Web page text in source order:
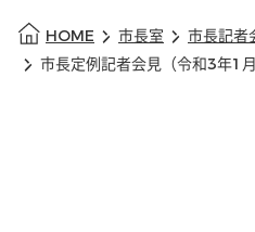
HOME 市長室 市長記者
市長定例記者会見（令和3年1月